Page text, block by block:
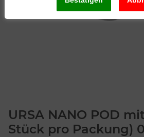
URSA NANO POD
Stück pro Packung)